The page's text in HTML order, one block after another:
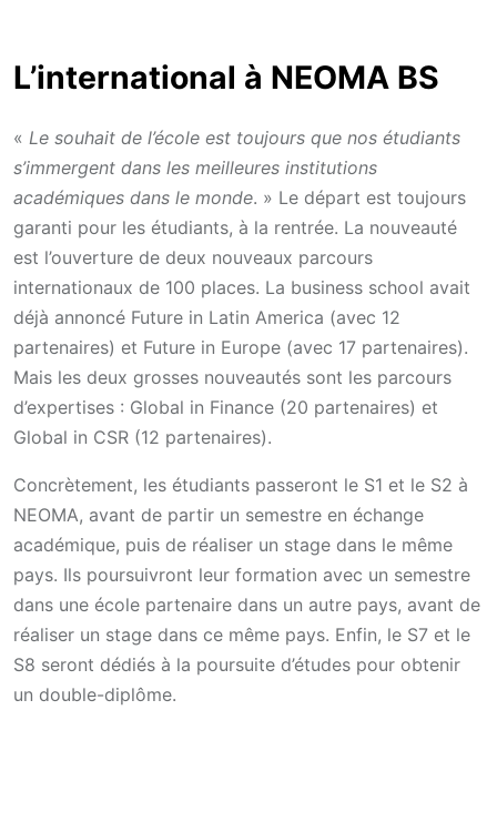
L’international à NEOMA BS
« Le souhait de l’école est toujours que nos étudiants
s’immergent dans les meilleures institutions
académiques dans le monde. » Le départ est toujours
garanti pour les étudiants, à la rentrée. La nouveauté
est l’ouverture de deux nouveaux parcours
internationaux de 100 places. La business school avait
déjà annoncé Future in Latin America (avec 12
partenaires) et Future in Europe (avec 17 partenaires).
Mais les deux grosses nouveautés sont les parcours
d’expertises : Global in Finance (20 partenaires) et
Global in CSR (12 partenaires).
Concrètement, les étudiants passeront le S1 et le S2 à
NEOMA, avant de partir un semestre en échange
académique, puis de réaliser un stage dans le même
pays. Ils poursuivront leur formation avec un semestre
dans une école partenaire dans un autre pays, avant de
réaliser un stage dans ce même pays. Enfin, le S7 et le
S8 seront dédiés à la poursuite d’études pour obtenir
un double-diplôme.